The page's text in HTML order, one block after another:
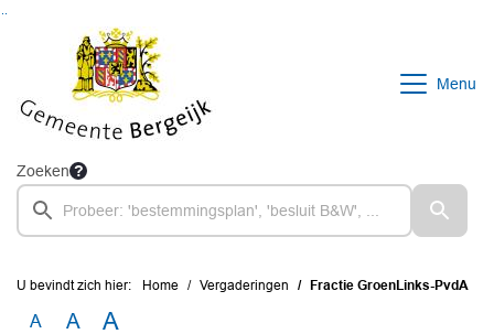
Ga naar de inhoud van deze pagina
Ga naar het zoeken
Menu
Zoeken
U bevindt zich hier: Home Vergaderingen Fractie GroenLinks-PvdA
A A A